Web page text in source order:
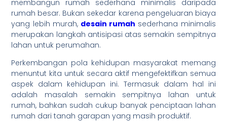
membangun rumah sederhana minimalis daripada
rumah besar. Bukan sekedar karena pengeluaran biaya
yang lebih murah, desain rumah sederhana minimalis
merupakan langkah antisipasi atas semakin sempitnya
lahan untuk perumahan.
Perkembangan pola kehidupan masyarakat memang
menuntut kita untuk secara aktif mengefektifkan semua
aspek dalam kehidupan ini. Termasuk dalam hal ini
adalah masalah semakin sempitnya lahan untuk
rumah, bahkan sudah cukup banyak penciptaan lahan
rumah dari tanah garapan yang masih produktif.